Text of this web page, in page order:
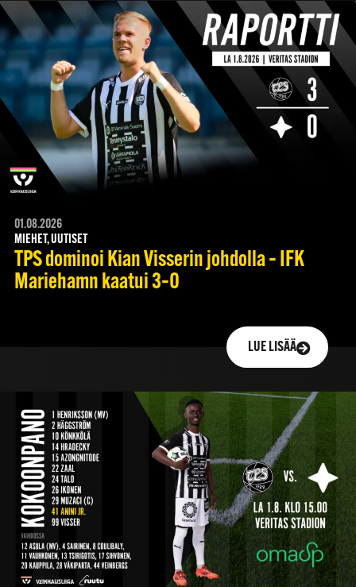
01.08.2026
MIEHET, UUTISET
TPS dominoi Kian Visserin johdolla – IFK
Mariehamn kaatui 3–0
LUE LISÄÄ